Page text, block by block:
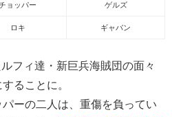
ョッパー ゲルズ
ロキ ギャバン
ルフィ達・新巨兵海賊団の面々
ることに。
ーの二人は、重傷を負ってい